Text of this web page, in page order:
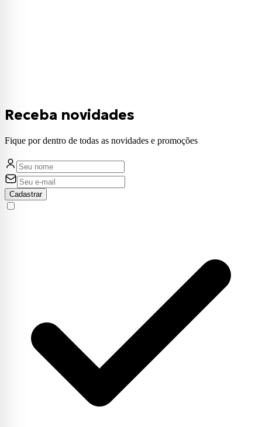
Receba novidades
Fique por dentro de todas as novidades e promoções
Cadastrar